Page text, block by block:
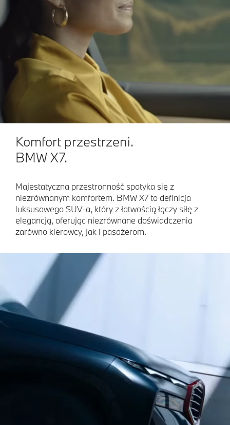
Komfort przestrzeni.
BMW X7.
Majestatyczna przestronność spotyka się z
niezrównanym komfortem. BMW X7 to definicja
luksusowego SUV-a, który z łatwością łączy siłę z
elegancją, oferując niezrównane doświadczenia
zarówno kierowcy, jak i pasażerom.